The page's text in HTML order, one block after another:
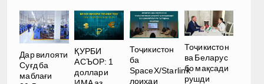
Дар вилояти
Суғд ба
маблағи
ҚУРБИ
АСЪОР: 1
доллари
Тоҷикистон
ба
SpaceX/Starlink
лоиҳаи
Тоҷикистон
ва Беларус
бо мақсади
рушди